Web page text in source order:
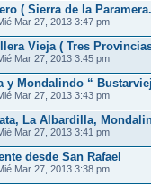
( Sierra de la
Mar 27, 2013 3:47 pm
Vieja ( Tres
Mar 27, 2013 3:45 pm
y Mondalindo “
Mar 27, 2013 3:43 pm
La Albardilla,
Mar 27, 2013 3:41 pm
desde San Rafael
Mar 27, 2013 3:38 pm